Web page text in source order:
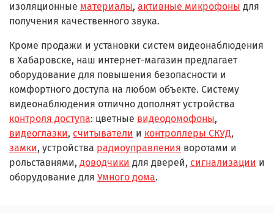
изоляционные материалы, активные микрофоны для
получения качественного звука.
Кроме продажи и установки систем видеонаблюдения
в Хабаровске, наш интернет-магазин предлагает
оборудование для повышения безопасности и
комфортного доступа на любом объекте. Систему
видеонаблюдения отлично дополнят устройства
контроля доступа: цветные видеодомофоны,
видеоглазки, считыватели и контроллеры СКУД,
замки, устройства радиоуправления воротами и
рольставнями, доводчики для дверей, сигнализации и
оборудование для Умного дома.